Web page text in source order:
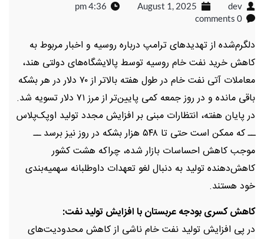
dev
August 1, 2025
4:36 pm
0 comments
دلگرم‌شده از تهدیدهای ترامپ درباره روسیه و اخبار مربوط به
کاهش خرید نفت خام روسیه توسط پالایشگاه‌های دولتی هند،
معاملات آتی نفت خام در طول هفته بالاتر از ۷۰ دلار در هر بشکه
باقی مانده و در روز جمعه کمی پایین‌تر از مرز ۷۱ دلار تسویه شد.
در پایان هفته، انتظارات مبنی بر افزایش مجدد تولید اوپک‌پلاس
ــ که ممکن است حتی تا ۵۴۸ هزار بشکه در روز نیز برسد ــ
موجب کاهش احساسات بازار شده، چراکه هشت کشور
کاهش‌دهنده تولید به دنبال لغو تعهدات داوطلبانه سهمیه‌بندی
خود هستند.
کاهش کسری بودجه عربستان با افزایش تولید نفت:
در پی افزایش تولید نفت خام ناشی از کاهش محدودیت‌های